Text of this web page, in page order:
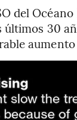
del
últimos 30